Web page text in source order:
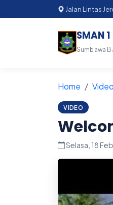
Jalan Lintas
SMAN
Sumbawa
Home Video
VIDEO
Selasa, 18